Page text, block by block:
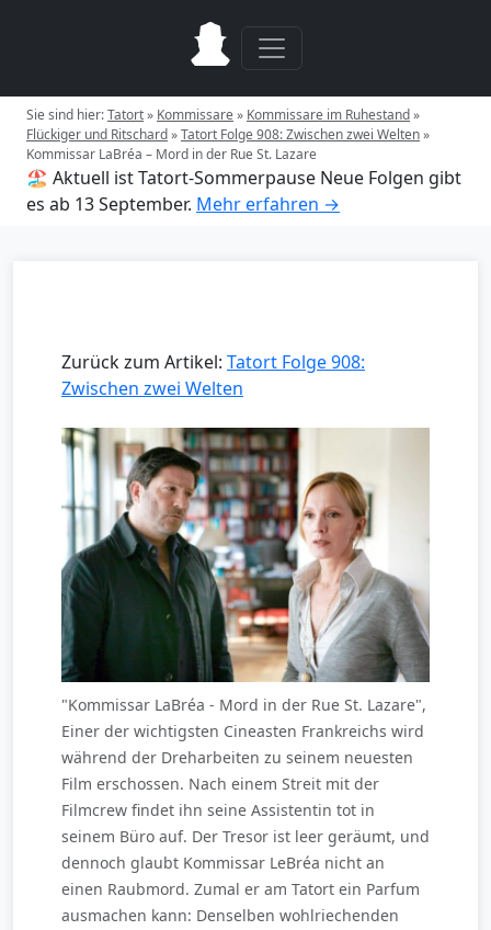
Sie sind hier:Tatort» Kommissare» Kommissare im Ruhestand»
Flückiger und Ritschard»Tatort Folge 908: Zwischen zwei Welten»
Kommissar LaBréa – Mord in der Rue St. Lazare
🏖️ Aktuell ist Tatort-Sommerpause Neue Folgen gibt
es ab 13 September. Mehr erfahren →
Zurück zum Artikel: Tatort Folge 908:
Zwischen zwei Welten
"Kommissar LaBréa - Mord in der Rue St. Lazare",
Einer der wichtigsten Cineasten Frankreichs wird
während der Dreharbeiten zu seinem neuesten
Film erschossen. Nach einem Streit mit der
Filmcrew findet ihn seine Assistentin tot in
seinem Büro auf. Der Tresor ist leer geräumt, und
dennoch glaubt Kommissar LeBréa nicht an
einen Raubmord. Zumal er am Tatort ein Parfum
ausmachen kann: Denselben wohlriechenden